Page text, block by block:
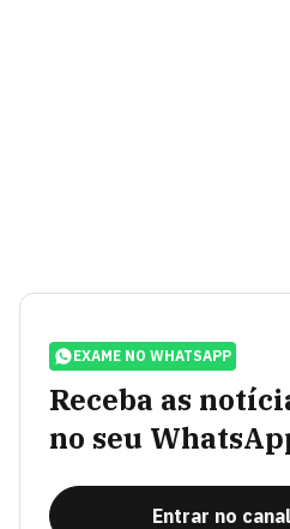
EXAME NO WHATSAPP
Receba as
no seu
Entrar no